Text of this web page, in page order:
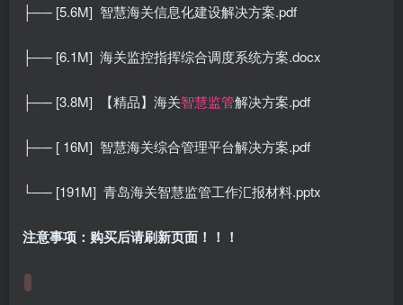
├── [5.6M] 智慧海关信息化建设解决方案.pdf
├── [6.1M] 海关监控指挥综合调度系统方案.docx
├── [3.8M] 【精品】海关智慧监管解决方案.pdf
├── [ 16M] 智慧海关综合管理平台解决方案.pdf
└── [191M] 青岛海关智慧监管工作汇报材料.pptx
注意事项：购买后请刷新页面！！！